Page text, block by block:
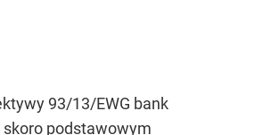
93/13/EWG bank
podstawowym